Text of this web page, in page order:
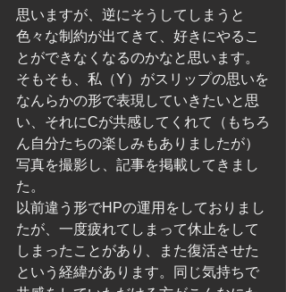
思いますが、逆にそうしてしまうと
色々な制約が出てきて、好きにやるこ
とができなくなるのかなと思います。
そもそも、私（Y）がスリップの思いを
なんらかの形で表現していきたいと思
い、それにCが共感してくれて（もちろ
ん自分たちの楽しみもありましたが）
写真を撮影し、記事を掲載してきまし
た。
以前違う形でHPの運用をしておりまし
たが、一度疲れてしまって休止をして
しまったことがあり、また復活させた
という経緯があります。同じ気持ちで